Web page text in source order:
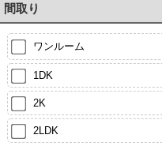
間取り
ワンルーム
1DK
2K
2LDK